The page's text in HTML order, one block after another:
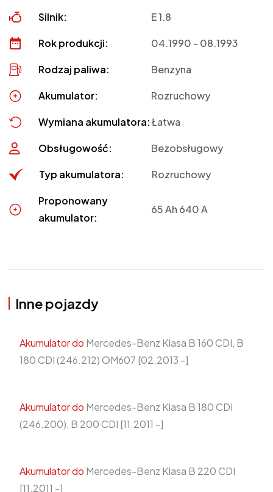
Silnik: E 1.8
Rok produkcji: 04.1990 - 08.1993
Rodzaj paliwa: Benzyna
Akumulator: Rozruchowy
Wymiana akumulatora:Łatwa
Obsługowość: Bezobsługowy
Typ akumulatora: Rozruchowy
Proponowany
akumulator:
65 Ah 640 A
Inne pojazdy
Akumulator do Mercedes-Benz Klasa B 160 CDI, B
180 CDI (246.212) OM607 [02.2013 -]
Akumulator do Mercedes-Benz Klasa B 180 CDI
(246.200), B 200 CDI [11.2011 -]
Akumulator do Mercedes-Benz Klasa B 220 CDI
[11.2011 -]